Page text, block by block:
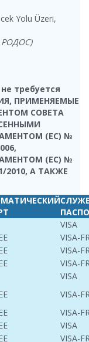
Yolu Üzeri,
требуется
ПРИМЕНЯЕМЫЕ
СОВЕТА
(ЕС) №
(ЕС) №
2010, А ТАКЖЕ
VISA
VISA-
VISA-
VISA-
VISA
VISA-
VISA-
VISA
VISA-